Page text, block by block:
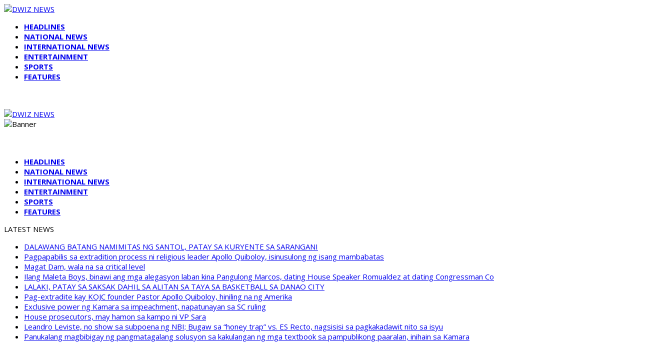
HEADLINES
NATIONAL NEWS
INTERNATIONAL NEWS
ENTERTAINMENT
SPORTS
FEATURES
HEADLINES
NATIONAL NEWS
INTERNATIONAL NEWS
ENTERTAINMENT
SPORTS
FEATURES
LATEST NEWS
DALAWANG BATANG NAMIMITAS NG SANTOL, PATAY SA KURYENTE SA SARANGANI
Pagpapabilis sa extradition process ni religious leader Apollo Quiboloy, isinusulong ng isang mambabatas
Magat Dam, wala na sa critical level
Ilang Maleta Boys, binawi ang mga alegasyon laban kina Pangulong Marcos, dating House Speaker Romualdez at dating Congressman Co
LALAKI, PATAY SA SAKSAK DAHIL SA ALITAN SA TAYA SA BASKETBALL SA DANAO CITY
Pag-extradite kay KOJC founder Pastor Apollo Quiboloy, hiniling na ng Amerika
Exclusive power ng Kamara sa impeachment, napatunayan sa SC ruling
House prosecutors, may hamon sa kampo ni VP Sara
Leandro Leviste, no show sa subpoena ng NBI; Bugaw sa “honey trap” vs. ES Recto, nagsisisi sa pagkakadawit nito sa isyu
Panukalang magbibigay ng pangmatagalang solusyon sa kakulangan ng mga textbook sa pampublikong paaralan, inihain sa Kamara